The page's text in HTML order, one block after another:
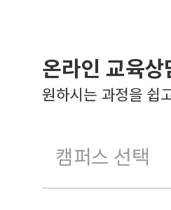
온라인 교육상
원하시는 과정을 쉽